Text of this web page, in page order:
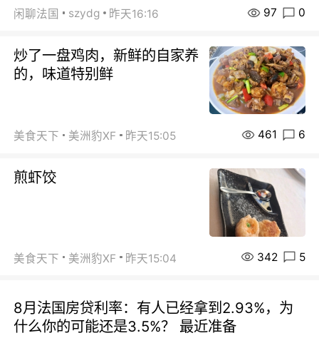
闲聊法国 szydg 昨天16:16 97 0
炒了一盘鸡肉，新鲜的自家养
的，味道特别鲜
美食天下 美洲豹XF 昨天15:05 461 6
煎虾饺
美食天下 美洲豹XF 昨天15:04 342 5
8月法国房贷利率：有人已经拿到2.93%，为
什么你的可能还是3.5%？ 最近准备